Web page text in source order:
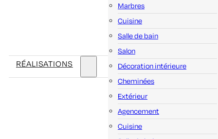
Marbres
RÉALISATIONS
Cuisine
Salle de bain
Salon
Décoration intérieure
Cheminées
Extérieur
Agencement
Cuisine